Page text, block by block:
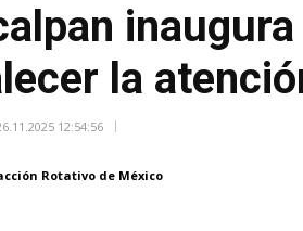
la
12:54:56
Rotativo de México